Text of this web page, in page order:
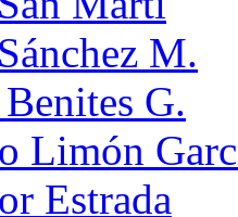
M.
G.
Limón
Estrada